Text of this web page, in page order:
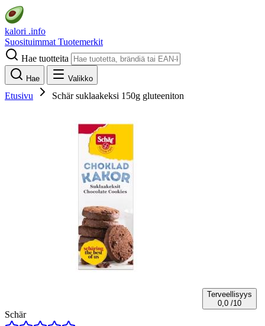
kalori .info
Suosituimmat Tuotemerkit
Hae tuotteita
Hae Valikko
Etusivu Schär suklaakeksi 150g gluteeniton
Terveellisyys
0,0 /10
Schär